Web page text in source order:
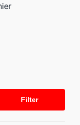
Filter